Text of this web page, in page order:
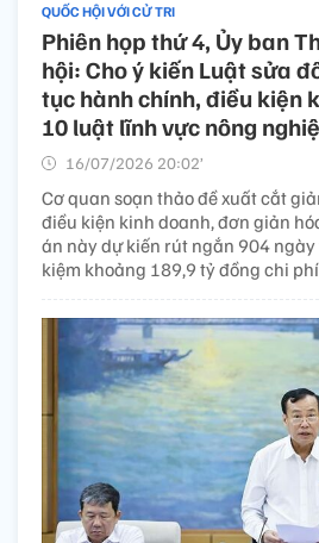
QUỐC HỘI VỚI CỬ TRI
Phiên họp thứ 4, Ủy ban
hội: Cho ý kiến Luật sửa
tục hành chính, điều kiện
10 luật lĩnh vực nông
16/07/2026 20:02’
Cơ quan soạn thảo đề xuất cắt
điều kiện kinh doanh, đơn giản
án này dự kiến rút ngắn 904
kiệm khoảng 189,9 tỷ đồng chi